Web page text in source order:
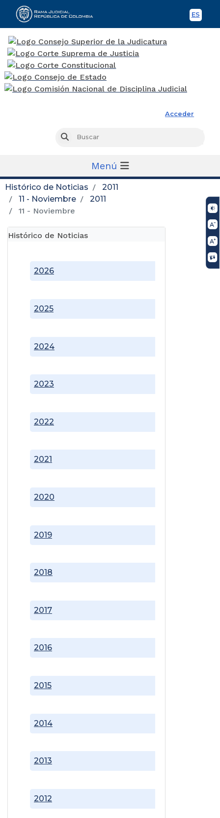
ES
Acceder
Buscar
Menú
Histórico de Noticias
2011
11 - Noviembre
2011
11 - Noviembre
Histórico de Noticias
2012
2013
2014
2015
2016
2017
2018
2019
2020
2021
2022
2023
2024
2025
2026